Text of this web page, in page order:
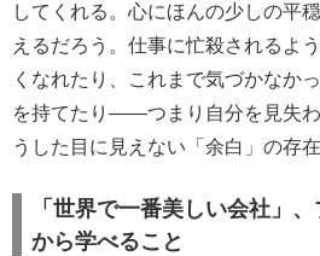
してくれる。心にほんの少しの平
えるだろう。仕事に忙殺されるよ
くなれたり、これまで気づかなか
を持てたり——つまり自分を見失
うした目に見えない「余白」の存
「世界で一番美しい会社」
から学べること